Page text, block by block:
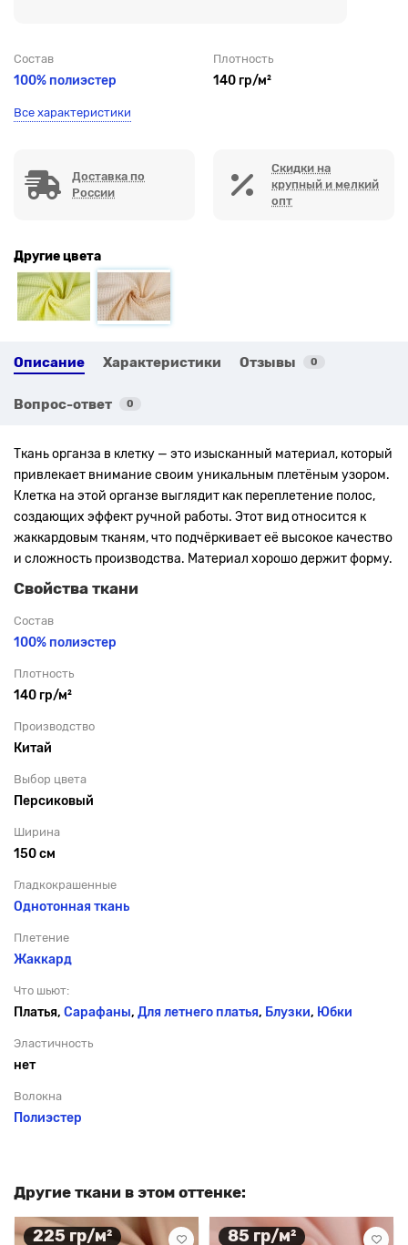
Состав
100% полиэстер
Плотность
140 гр/м²
Все характеристики
Доставка по
России
Скидки на
крупный и мелкий
опт
Другие цвета
Описание Характеристики Отзывы 0
Вопрос-ответ 0
Ткань органза в клетку — это изысканный материал, который
привлекает внимание своим уникальным плетёным узором.
Клетка на этой органзе выглядит как переплетение полос,
создающих эффект ручной работы. Этот вид относится к
жаккардовым тканям, что подчёркивает её высокое качество
и сложность производства. Материал хорошо держит форму.
Свойства ткани
Состав
100% полиэстер
Плотность
140 гр/м²
Производство
Китай
Выбор цвета
Персиковый
Ширина
150 см
Гладкокрашенные
Однотонная ткань
Плетение
Жаккард
Что шьют:
Платья, Сарафаны, Для летнего платья, Блузки, Юбки
Эластичность
нет
Волокна
Полиэстер
Другие ткани в этом оттенке:
225 гр/м² 85 гр/м²